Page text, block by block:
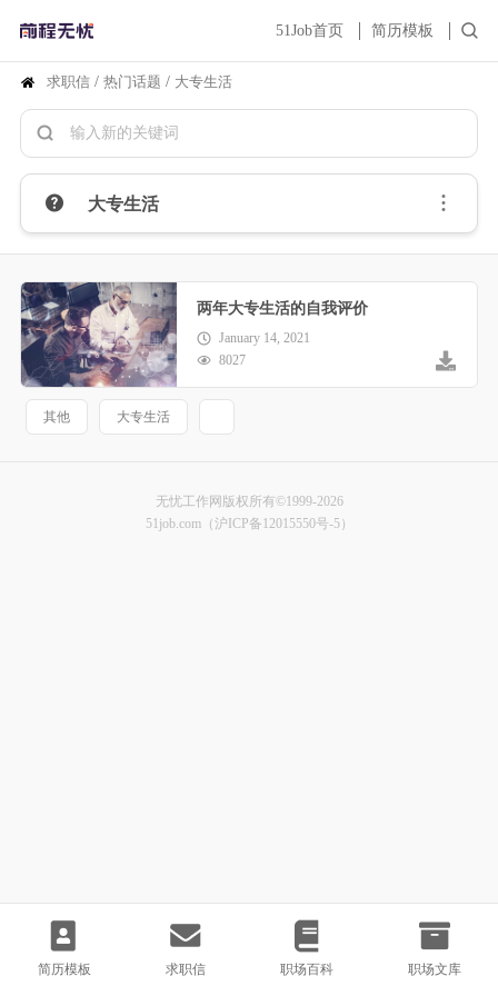
51Job首页 简历模板
简历模板 求职信 职场百科 职场文库
求职信 / 热门话题 / 大专生活
大专生活
两年大专生活的自我评价
January 14, 2021
8027
其他 大专生活
无忧工作网版权所有©1999-2026
51job.com（沪ICP备12015550号-5）